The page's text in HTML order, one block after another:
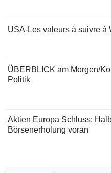
USA-Les valeurs à suivre à
ÜBERBLICK am Morgen/
Politik
Aktien Europa Schluss:
Börsenerholung voran